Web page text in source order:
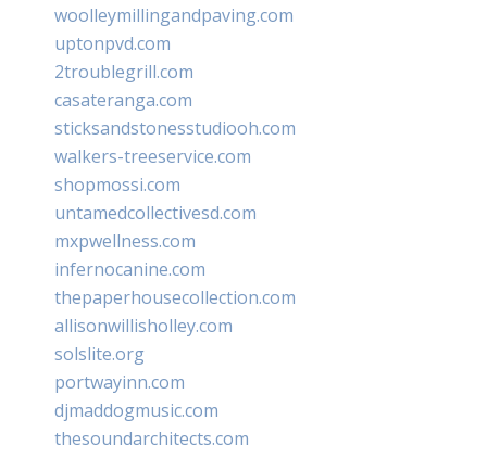
woolleymillingandpaving.com
uptonpvd.com
2troublegrill.com
casateranga.com
sticksandstonesstudiooh.com
walkers-treeservice.com
shopmossi.com
untamedcollectivesd.com
mxpwellness.com
infernocanine.com
thepaperhousecollection.com
allisonwillisholley.com
solslite.org
portwayinn.com
djmaddogmusic.com
thesoundarchitects.com